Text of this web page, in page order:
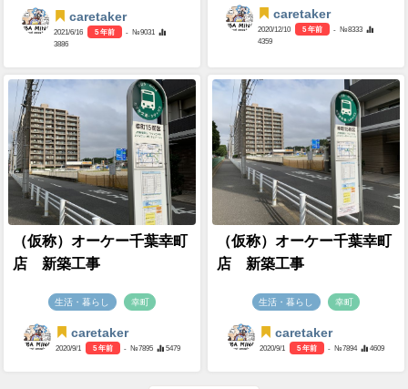
caretaker
2021/6/16 5 年前
- №9031
3886
caretaker
2020/12/10 5 年前
- №8333
4359
（仮称）オーケー千葉幸町
店 新築工事
生活・暮らし 幸町
caretaker
2020/9/1 5 年前 - №7895 5479
（仮称）オーケー千葉幸町
店 新築工事
生活・暮らし 幸町
caretaker
2020/9/1 5 年前 - №7894 4609